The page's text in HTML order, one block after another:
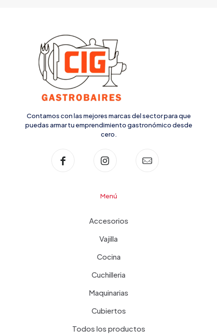
Contamos con las mejores marcas del sector para que
puedas armar tu emprendimiento gastronómico desde
cero.
Menú
Accesorios
Vajilla
Cocina
Cuchilleria
Maquinarias
Cubiertos
Todos los productos